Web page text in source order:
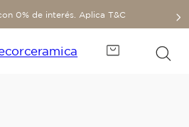
0% de interés. Aplica T&C